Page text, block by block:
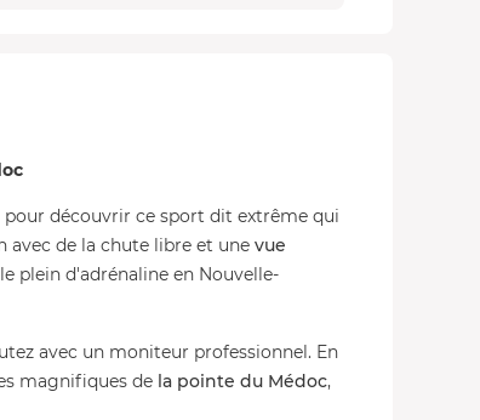
découvrir ce sport dit extrême qui
avec de la chute libre et une vue
plein d'adrénaline en Nouvelle-
avec un moniteur professionnel. En
magnifiques de la pointe du Médoc,